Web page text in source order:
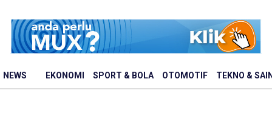
NEWS EKONOMI SPORT & BOLA OTOMOTIF TEKNO &